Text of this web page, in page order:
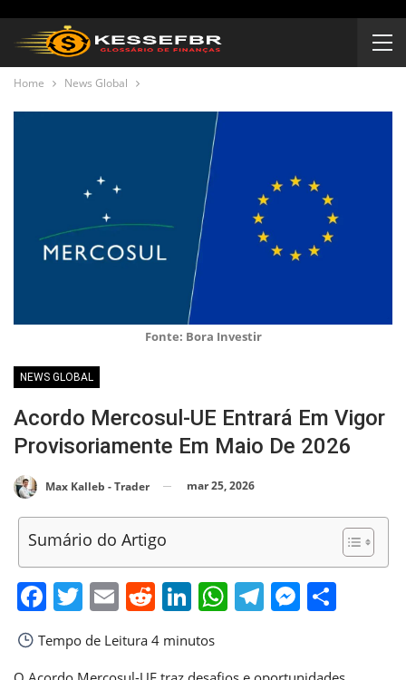
Home News Global
Fonte: Bora Investir
NEWS GLOBAL
Acordo Mercosul-UE Entrará Em Vigor
Provisoriamente Em Maio De 2026
Max Kalleb - Trader mar 25, 2026
Sumário do Artigo
Facebook
Twitter
EmailReddit
LinkedIn
WhatsApp
Telegram
Tempo de Leitura 4 minutos